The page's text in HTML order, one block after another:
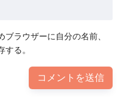
ラウザーに自分の名前、
る。